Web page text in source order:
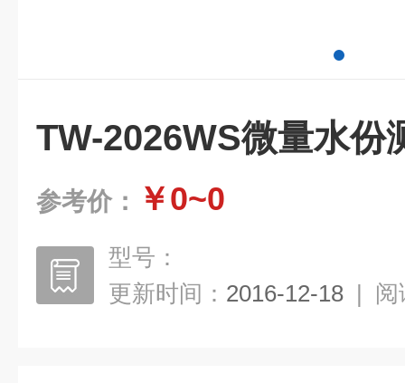
TW-2026WS微量水份
参考价： ￥0~0
型号：
更新时间： 2016-12-18 | 阅